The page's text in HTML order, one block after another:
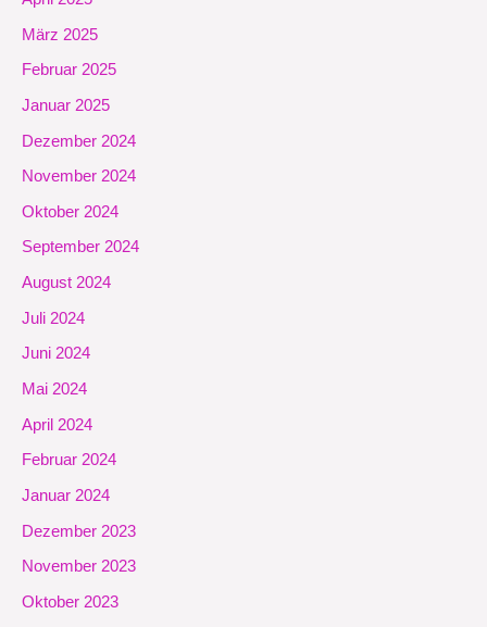
März 2025
Februar 2025
Januar 2025
Dezember 2024
November 2024
Oktober 2024
September 2024
August 2024
Juli 2024
Juni 2024
Mai 2024
April 2024
Februar 2024
Januar 2024
Dezember 2023
November 2023
Oktober 2023